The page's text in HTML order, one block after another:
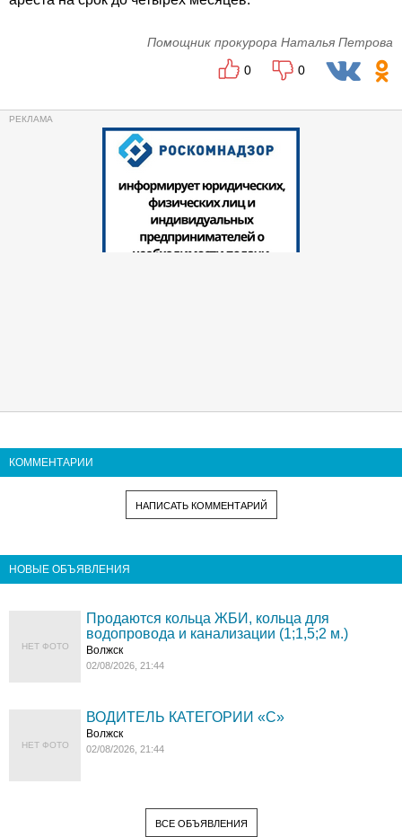
Помощник прокурора Наталья Петрова
0
0
КОММЕНТАРИИ
НАПИСАТЬ КОММЕНТАРИЙ
НОВЫЕ ОБЪЯВЛЕНИЯ
НЕТ ФОТО
Продаются кольца ЖБИ, кольца для
водопровода и канализации (1;1,5;2 м.)
Волжск
02/08/2026, 21:44
НЕТ ФОТО
ВОДИТЕЛЬ КАТЕГОРИИ «C»
Волжск
02/08/2026, 21:44
ВСЕ ОБЪЯВЛЕНИЯ